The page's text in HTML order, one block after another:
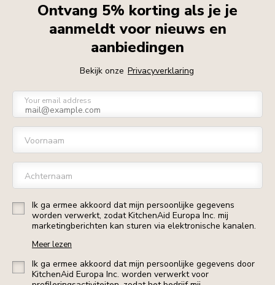
Ontvang 5% korting als je je
aanmeldt voor nieuws en
aanbiedingen
Bekijk onze Privacyverklaring
Your email address
Voornaam
Achternaam
Ik ga ermee akkoord dat mijn persoonlijke gegevens
worden verwerkt, zodat KitchenAid Europa Inc. mij
marketingberichten kan sturen via elektronische kanalen.
Meer lezen
Ik ga ermee akkoord dat mijn persoonlijke gegevens door
KitchenAid Europa Inc. worden verwerkt voor